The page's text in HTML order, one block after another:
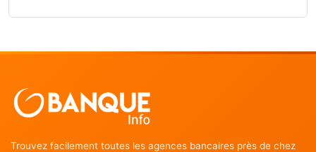
Trouvez facilement toutes les agences bancaires près de chez